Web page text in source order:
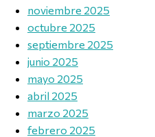
noviembre 2025
octubre 2025
septiembre 2025
junio 2025
mayo 2025
abril 2025
marzo 2025
febrero 2025